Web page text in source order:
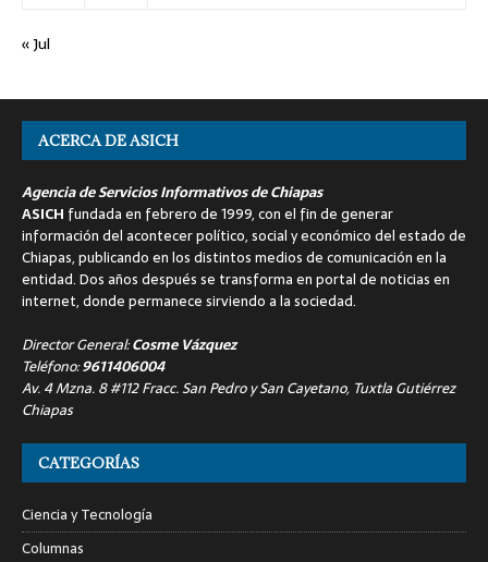
« Jul
ACERCA DE ASICH
Agencia de Servicios Informativos de Chiapas
ASICH fundada en febrero de 1999, con el fin de generar
información del acontecer político, social y económico del estado de
Chiapas, publicando en los distintos medios de comunicación en la
entidad. Dos años después se transforma en portal de noticias en
internet, donde permanece sirviendo a la sociedad.
Director General:Cosme Vázquez
Teléfono:9611406004
Av. 4 Mzna. 8 #112 Fracc. San Pedro y San Cayetano, Tuxtla Gutiérrez
Chiapas
CATEGORÍAS
Ciencia y Tecnología
Columnas